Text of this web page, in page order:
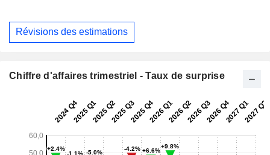
Révisions des estimations
Chiffre d'affaires trimestriel - Taux de surprise